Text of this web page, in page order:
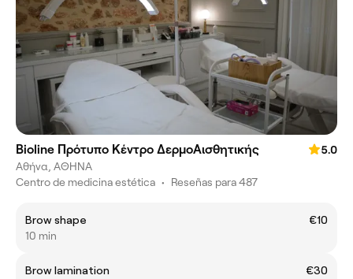
Bioline Πρότυπο Κέντρο ΔερμοΑισθητικής
5.0
Αθήνα, ΑΘΗΝΑ
Centro de medicina estética • Reseñas para 487
Brow shape
€10
10 min
Brow lamination
€30